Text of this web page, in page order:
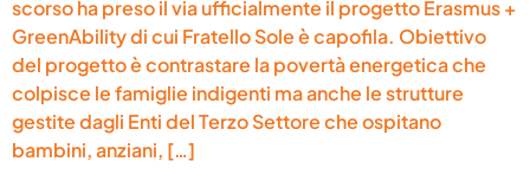
scorso ha preso il via ufficialmente il progetto Erasmus +
GreenAbility di cui Fratello Sole è capofila. Obiettivo
del progetto è contrastare la povertà energetica che
colpisce le famiglie indigenti ma anche le strutture
gestite dagli Enti del Terzo Settore che ospitano
bambini, anziani, […]